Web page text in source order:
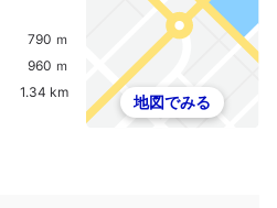
790 ｍ
960 ｍ
1.34 km
地図でみる